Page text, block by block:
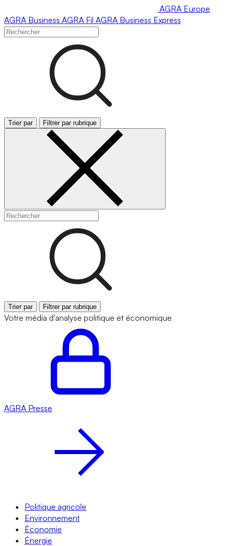
AGRA Europe
AGRA Business AGRA Fil AGRA Business Express
Trier par Filtrer par rubrique
Trier par Filtrer par rubrique
Votre média d'analyse politique et économique
AGRA Presse
Politique agricole
Environnement
Économie
Énergie